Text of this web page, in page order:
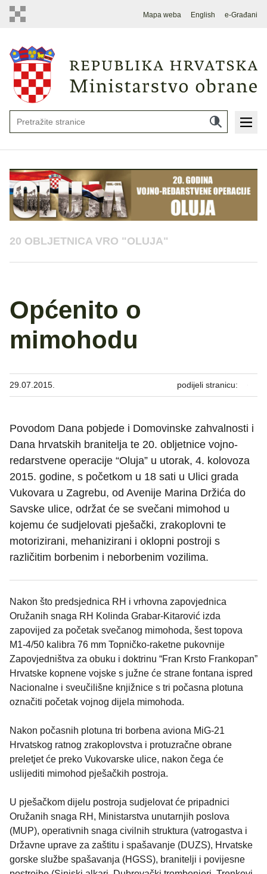
Mapa weba English e-Građani
20 OBLJETNICA VRO "OLUJA"
Općenito o
mimohodu
29.07.2015. podijeli stranicu:
Povodom Dana pobjede i Domovinske zahvalnosti i
Dana hrvatskih branitelja te 20. obljetnice vojno-
redarstvene operacije “Oluja” u utorak, 4. kolovoza
2015. godine, s početkom u 18 sati u Ulici grada
Vukovara u Zagrebu, od Avenije Marina Držića do
Savske ulice, održat će se svečani mimohod u
kojemu će sudjelovati pješački, zrakoplovni te
motorizirani, mehanizirani i oklopni postroji s
različitim borbenim i neborbenim vozilima.
Nakon što predsjednica RH i vrhovna zapovjednica
Oružanih snaga RH Kolinda Grabar-Kitarović izda
zapovijed za početak svečanog mimohoda, šest topova
M1-4/50 kalibra 76 mm Topničko-raketne pukovnije
Zapovjedništva za obuku i doktrinu “Fran Krsto Frankopan”
Hrvatske kopnene vojske s južne će strane fontana ispred
Nacionalne i sveučilišne knjižnice s tri počasna plotuna
označiti početak vojnog dijela mimohoda.
Nakon počasnih plotuna tri borbena aviona MiG-21
Hrvatskog ratnog zrakoplovstva i protuzračne obrane
preletjet će preko Vukovarske ulice, nakon čega će
uslijediti mimohod pješačkih postroja.
U pješačkom dijelu postroja sudjelovat će pripadnici
Oružanih snaga RH, Ministarstva unutarnjih poslova
(MUP), operativnih snaga civilnih struktura (vatrogastva i
Državne uprave za zaštitu i spašavanje (DUZS), Hrvatske
gorske službe spašavanja (HGSS), branitelji i povijesne